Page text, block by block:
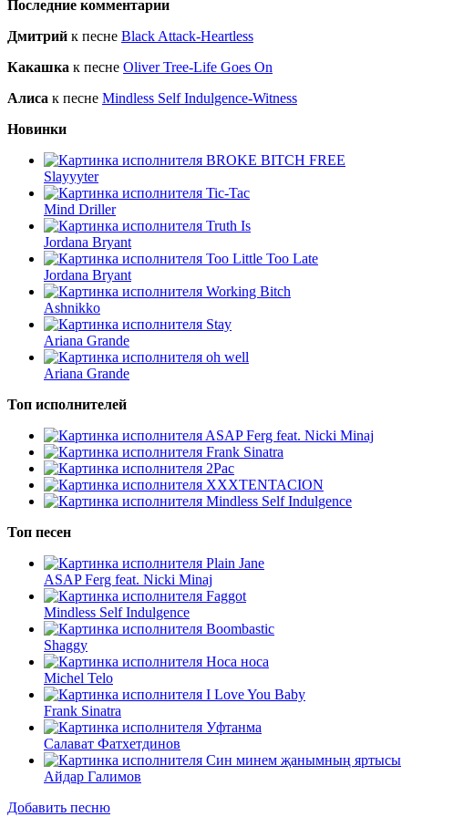
Последние комментарии
Дмитрий к песне Black Attack-Heartless
Какашка к песне Oliver Tree-Life Goes On
Алиса к песне Mindless Self Indulgence-Witness
Новинки
BROKE BITCH FREE
Slayyyter
Tic-Tac
Mind Driller
Truth Is
Jordana Bryant
Too Little Too Late
Jordana Bryant
Working Bitch
Ashnikko
Stay
Ariana Grande
oh well
Ariana Grande
Топ исполнителей
ASAP Ferg feat. Nicki Minaj
Frank Sinatra
2Pac
XXXTENTACION
Mindless Self Indulgence
Топ песен
Plain Jane
ASAP Ferg feat. Nicki Minaj
Faggot
Mindless Self Indulgence
Boombastic
Shaggy
Носа носа
Michel Telo
I Love You Baby
Frank Sinatra
Уфтанма
Салават Фатхетдинов
Син минем җанымның яртысы
Айдар Галимов
Добавить песню